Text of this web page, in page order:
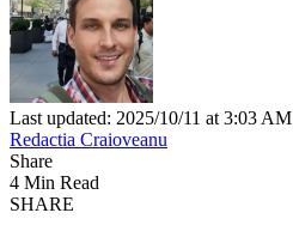
Last updated: 2025/10/11 at 3:03 AM
Redactia Craioveanu
Share
4 Min Read
SHARE